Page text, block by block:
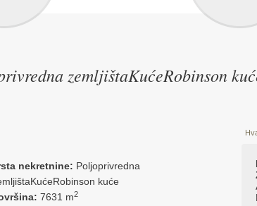
zemljištaKućeRobinson
nekretnine: Poljoprivredna
kuće
7631 m2